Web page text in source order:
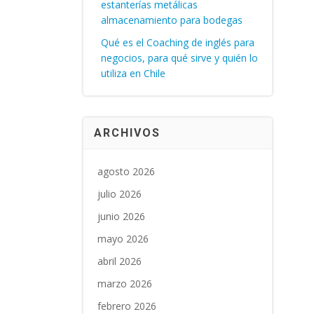
estanterías metálicas
almacenamiento para bodegas
Qué es el Coaching de inglés para
negocios, para qué sirve y quién lo
utiliza en Chile
ARCHIVOS
agosto 2026
julio 2026
junio 2026
mayo 2026
abril 2026
marzo 2026
febrero 2026